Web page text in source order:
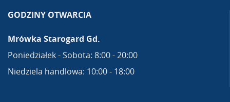
GODZINY OTWARCIA
Mrówka Starogard Gd.
Poniedziałek - Sobota: 8:00 - 20:00
Niedziela handlowa: 10:00 - 18:00